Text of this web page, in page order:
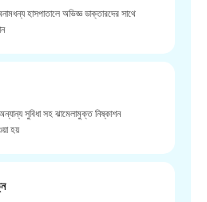
হাসপাতালে অভিজ্ঞ ডাক্তারদের সাথে
সুবিধা সহ ঝামেলামুক্ত নিষ্কাশন
হয়